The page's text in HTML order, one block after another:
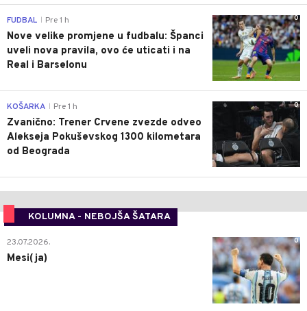
0
FUDBAL Pre 1 h
Nove velike promjene u fudbalu: Španci
uveli nova pravila, ovo će uticati i na
Real i Barselonu
0
KOŠARKA Pre 1 h
Zvanično: Trener Crvene zvezde odveo
Alekseja Pokuševskog 1300 kilometara
od Beograda
KOLUMNA - NEBOJŠA ŠATARA
0
23.07.2026.
Mesi(ja)